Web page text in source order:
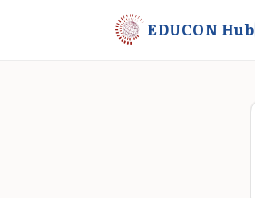
EDUCON Hub